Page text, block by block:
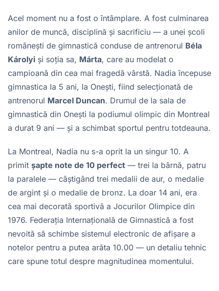
Acel moment nu a fost o întâmplare. A fost culminarea
anilor de muncă, disciplină și sacrificiu — a unei școli
românești de gimnastică conduse de antrenorul Béla
Károlyi și soția sa, Márta, care au modelat o
campioană din cea mai fragedă vârstă. Nadia începuse
gimnastica la 5 ani, la Onești, fiind selecționată de
antrenorul Marcel Duncan. Drumul de la sala de
gimnastică din Onești la podiumul olimpic din Montreal
a durat 9 ani — și a schimbat sportul pentru totdeauna.
La Montreal, Nadia nu s-a oprit la un singur 10. A
primit șapte note de 10 perfect — trei la bârnă, patru
la paralele — câștigând trei medalii de aur, o medalie
de argint și o medalie de bronz. La doar 14 ani, era
cea mai decorată sportivă a Jocurilor Olimpice din
1976. Federația Internațională de Gimnastică a fost
nevoită să schimbe sistemul electronic de afișare a
notelor pentru a putea arăta 10.00 — un detaliu tehnic
care spune totul despre magnitudinea momentului.